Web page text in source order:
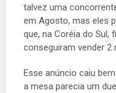
talvez uma
em Agosto, mas eles
que, na Coréia do Sul,
conseguiram vender 2
Esse anúncio caiu
a mesa parecia um